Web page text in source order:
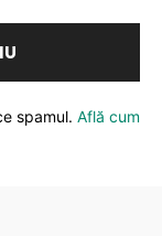
spamul. Află cum